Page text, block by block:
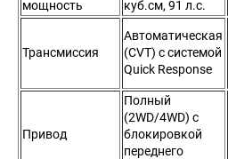
мощность
куб.см, 91 л.с.
Трансмиссия
Автоматическая
(CVT) с системой
Quick Response
Привод
Полный
(2WD/4WD) с
блокировкой
переднего